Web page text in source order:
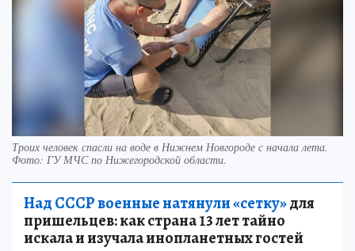
Троих человек спасли на воде в Нижнем Новгороде с начала лета.
Фото: ГУ МЧС по Нижегородской области.
Над СССР военные натянули «сетку»для
пришельцев: как страна 13 лет тайно
искала и изучала инопланетных гостей